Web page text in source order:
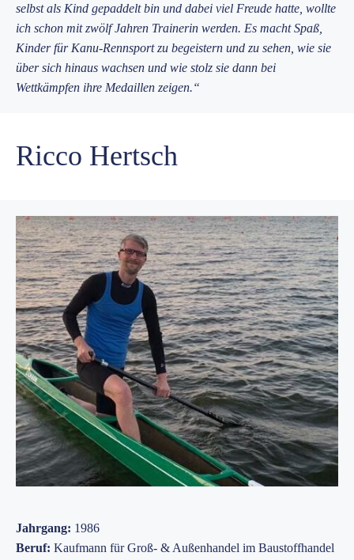
selbst als Kind gepaddelt bin und dabei viel Freude hatte, wollte
ich schon mit zwölf Jahren Trainerin werden. Es macht Spaß,
Kinder für Kanu-Rennsport zu begeistern und zu sehen, wie sie
über sich hinaus wachsen und wie stolz sie dann bei
Wettkämpfen ihre Medaillen zeigen.“
Ricco Hertsch
Jahrgang: 1986
Beruf: Kaufmann für Groß- & Außenhandel im Baustoffhandel